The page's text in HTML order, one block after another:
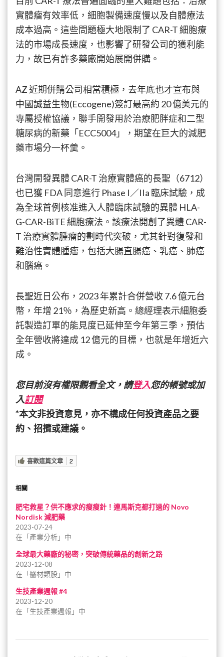
實體瘤有效率低，細胞製備速度慢以及自體療法
成本過高。這些問題極大地限制了 CAR-T 細胞療
法的市場成長速度，也影響了研發公司的獲利能
力，故已有許多藥廠開始展開併購。
AZ 近期併購公司相當積極，去年底也才宣布與
中國誠益生物(Eccogene)簽訂最高約 20 億美元的
專屬授權協議，聯手開發用於治療肥胖症和二型
糖尿病的新藥「ECC5004」，期望在巨大的減肥
藥市場分一杯羹。
台灣開發異體 CAR-T 治療實體癌的長聖（6712）
也已獲 FDA 同意進行 Phase I／IIa 臨床試驗，成
為全球首例核准進入人體臨床試驗的異體 HLA-
G-CAR-BiTE 細胞療法。該療法開創了異體 CAR-
T 治療實體腫瘤的劃時代突破，尤其針對復發和
難治性實體腫瘤，包括大腸直腸癌、乳癌、肺癌
和腦癌。
長聖近日公布，2023 年累計合併營收 7.6 億元台
幣，年增 21％，為歷史新高。總經理表示細胞委
託製造訂單的能見度已延伸至今年第三季，預估
全年營收將達成 12 億元的目標，也就是年增近六
成。
您目前沒有權限觀看全文，請登入您的帳號或加
入訂閱
*本文非投資意見，亦不構成任何投資產品之要
約、招攬或建議。
喜歡這篇文章 2
相關
肥宅救星？供不應求的瘦瘦針！連馬斯克都打過的 Novo
Nordisk 減肥藥
2023-07-24
在「產業分析」中
全球最大藥廠的秘密，突破傳統藥品的創新之路
2023-12-08
在「醫材類股」中
生技產業週報 #4
2023-12-20
在「生技產業週報」中